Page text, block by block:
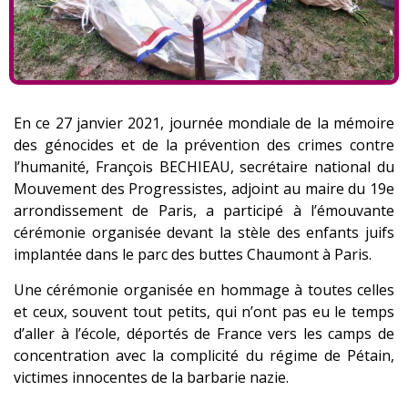
En ce 27 janvier 2021, journée mondiale de la mémoire
des génocides et de la prévention des crimes contre
l’humanité, François BECHIEAU, secrétaire national du
Mouvement des Progressistes, adjoint au maire du 19e
arrondissement de Paris, a participé à l’émouvante
cérémonie organisée devant la stèle des enfants juifs
implantée dans le parc des buttes Chaumont à Paris.
Une cérémonie organisée en hommage à toutes celles
et ceux, souvent tout petits, qui n’ont pas eu le temps
d’aller à l’école, déportés de France vers les camps de
concentration avec la complicité du régime de Pétain,
victimes innocentes de la barbarie nazie.